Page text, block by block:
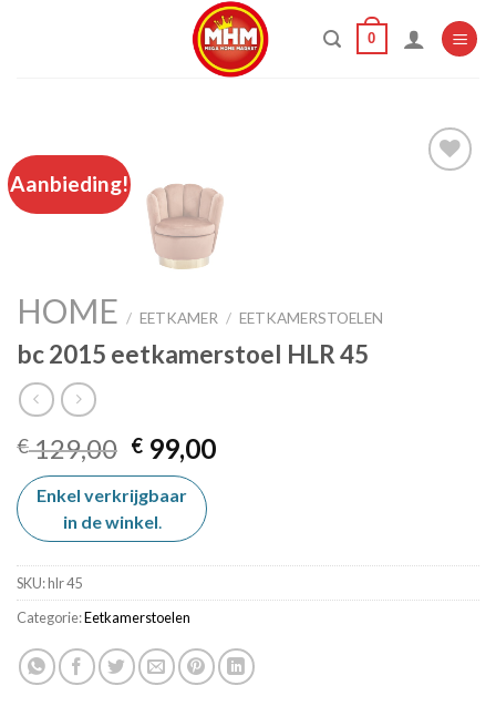
0
Aanbieding!
HOME / EETKAMER / EETKAMERSTOELEN
bc 2015 eetkamerstoel HLR 45
€129,00 Oorspronkelijke
prijs
was:
€ 129,00.
€ 99,00Huidige
Enkel verkrijgbaar
in de winkel.
SKU:hlr 45
Categorie:Eetkamerstoelen